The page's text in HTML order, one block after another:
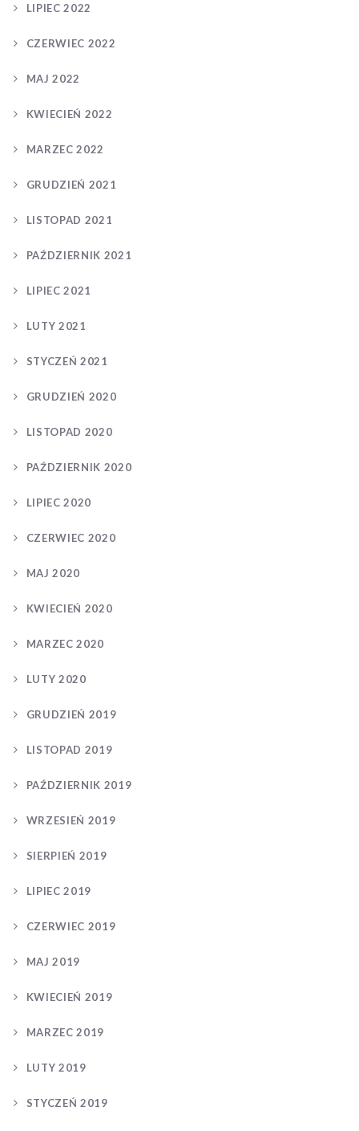
LIPIEC 2022
CZERWIEC 2022
MAJ 2022
KWIECIEŃ 2022
MARZEC 2022
GRUDZIEŃ 2021
LISTOPAD 2021
PAŹDZIERNIK 2021
LIPIEC 2021
LUTY 2021
STYCZEŃ 2021
GRUDZIEŃ 2020
LISTOPAD 2020
PAŹDZIERNIK 2020
LIPIEC 2020
CZERWIEC 2020
MAJ 2020
KWIECIEŃ 2020
MARZEC 2020
LUTY 2020
GRUDZIEŃ 2019
LISTOPAD 2019
PAŹDZIERNIK 2019
WRZESIEŃ 2019
SIERPIEŃ 2019
LIPIEC 2019
CZERWIEC 2019
MAJ 2019
KWIECIEŃ 2019
MARZEC 2019
LUTY 2019
STYCZEŃ 2019